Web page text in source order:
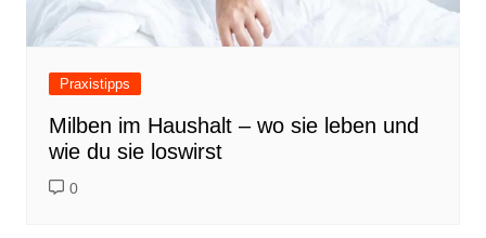
Praxistipps
Milben im Haushalt – wo sie leben und
wie du sie loswirst
0